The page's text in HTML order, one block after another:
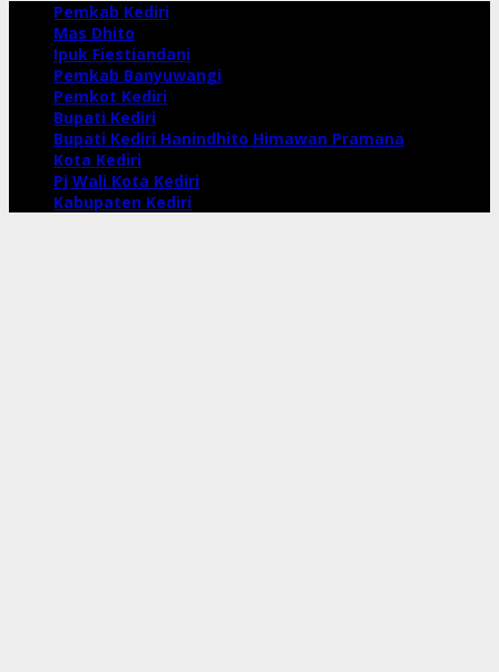
Pemkab Kediri
Mas Dhito
Ipuk Fiestiandani
Pemkab Banyuwangi
Pemkot Kediri
Bupati Kediri
Bupati Kediri Hanindhito Himawan Pramana
Kota Kediri
Pj Wali Kota Kediri
Kabupaten Kediri